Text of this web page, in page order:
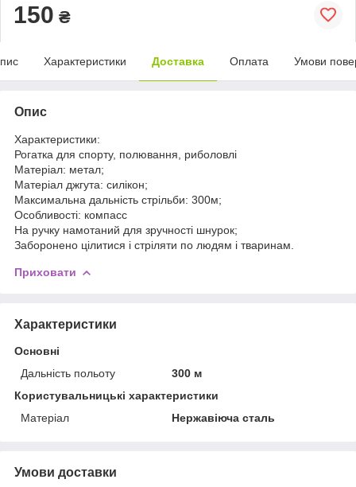
150 ₴
Характеристики Доставка Оплата Умови
Опис
Характеристики:
Рогатка для спорту, полювання, риболовлі
Матеріал: метал;
Матеріал джгута: силікон;
Максимальна дальність стрільби: 300м;
Особливості: компасс
На ручку намотаний для зручності шнурок;
Заборонено цілитися і стріляти по людям і тваринам.
Приховати
Характеристики
Основні
Дальність польоту
300 м
Користувальницькі характеристики
Матеріал
Нержавіюча сталь
Умови доставки